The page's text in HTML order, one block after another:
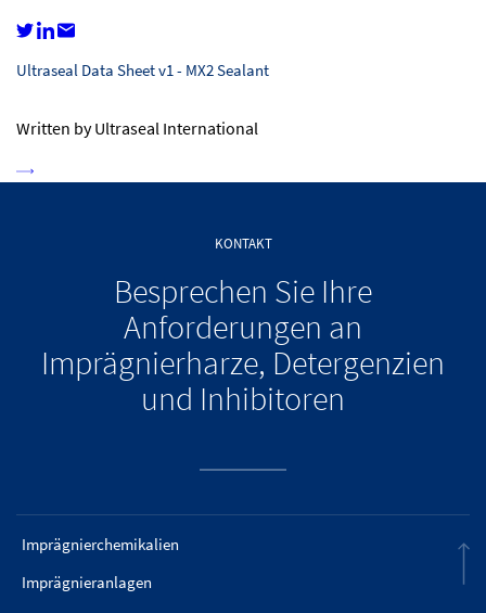
Ultraseal Data Sheet v1 - MX2 Sealant
Written by Ultraseal International
KONTAKT
Besprechen Sie Ihre
Anforderungen an
Imprägnierharze, Detergenzien
und Inhibitoren
Imprägnierchemikalien
Imprägnieranlagen